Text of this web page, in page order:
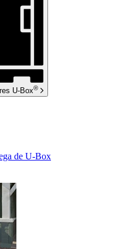
U-Box®
de U-Box